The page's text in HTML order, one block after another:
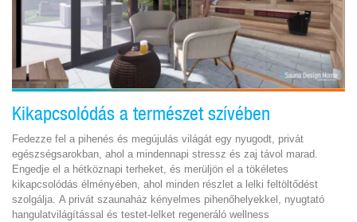
Kikapcsolódás a természet szívében
Fedezze fel a pihenés és megújulás világát egy nyugodt, privát
egészségsarokban, ahol a mindennapi stressz és zaj távol marad.
Engedje el a hétköznapi terheket, és merüljön el a tökéletes
kikapcsolódás élményében, ahol minden részlet a lelki feltöltődést
szolgálja. A privát szaunaház kényelmes pihenőhelyekkel, nyugtató
hangulatvilágítással és testet-lelket regeneráló wellness